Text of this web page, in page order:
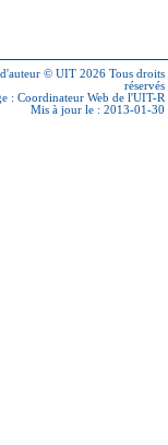
© UIT 2026 Tous droits
réservés
: Coordinateur Web de l'UIT-R
Mis à jour le : 2013-01-30